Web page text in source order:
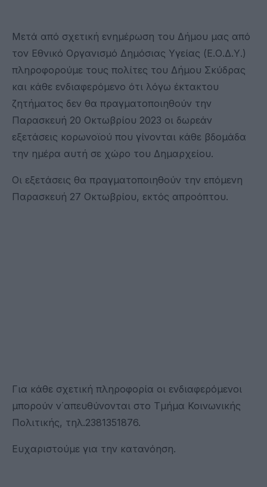
Μετά από σχετική ενημέρωση του Δήμου μας από
τον Εθνικό Οργανισμό Δημόσιας Υγείας (Ε.Ο.Δ.Υ.)
πληροφορούμε τους πολίτες του Δήμου Σκύδρας
και κάθε ενδιαφερόμενο ότι λόγω έκτακτου
ζητήματος δεν θα πραγματοποιηθούν την
Παρασκευή 20 Οκτωβρίου 2023 οι δωρεάν
εξετάσεις κορωνοϊού που γίνονται κάθε βδομάδα
την ημέρα αυτή σε χώρο του Δημαρχείου.
Οι εξετάσεις θα πραγματοποιηθούν την επόμενη
Παρασκευή 27 Οκτωβρίου, εκτός απροόπτου.
Για κάθε σχετική πληροφορία οι ενδιαφερόμενοι
μπορούν ν΄απευθύνονται στο Τμήμα Κοινωνικής
Πολιτικής, τηλ.2381351876.
Ευχαριστούμε για την κατανόηση.